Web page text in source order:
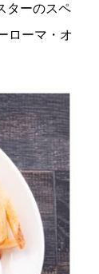
ターのスペ
ローマ・オ